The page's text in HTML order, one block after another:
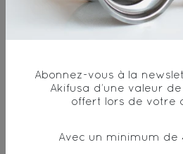
pêche*/ Green
flavor,
Abonnez-vous à la
Akifusa d’une valeur
offert lors de votre
Avec un minimum de